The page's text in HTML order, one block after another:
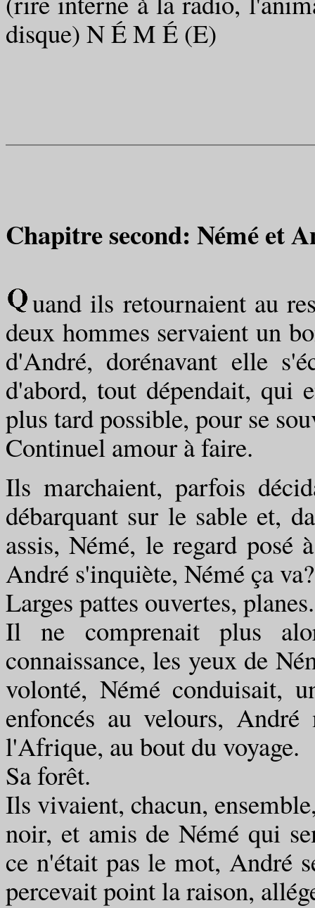
disque) N É M É (E)
Chapitre second: Némé et
uand ils retournaient au
deux hommes servaient un
d'André, dorénavant elle
d'abord, tout dépendait, qui
plus tard possible, pour se
Continuel amour à faire.
Ils marchaient, parfois
débarquant sur le sable et,
assis, Némé, le regard
André s'inquiète, Némé ça
Larges pattes ouvertes, planes.
Il ne comprenait plus
connaissance, les yeux de
volonté, Némé conduisait,
enfoncés au velours,
l'Afrique, au bout du voyage.
Sa forêt.
Ils vivaient, chacun,
noir, et amis de Némé qui
ce n'était pas le mot, André
percevait point la raison,